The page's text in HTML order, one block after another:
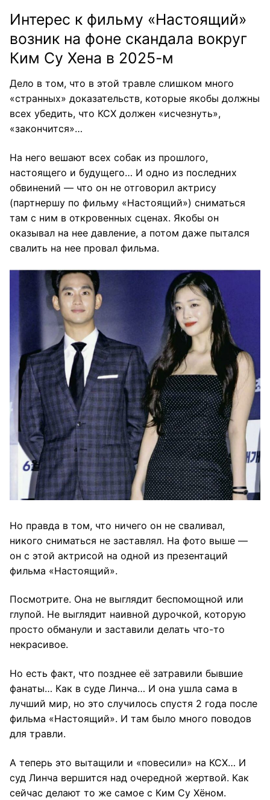
Интерес к фильму «Настоящий»
возник на фоне скандала вокруг
Ким Су Хена в 2025-м
Дело в том, что в этой травле слишком много
«странных» доказательств, которые якобы должны
всех убедить, что КСХ должен «исчезнуть»,
«закончится»…
На него вешают всех собак из прошлого,
настоящего и будущего… И одно из последних
обвинений — что он не отговорил актрису
(партнершу по фильму «Настоящий») сниматься
там с ним в откровенных сценах. Якобы он
оказывал на нее давление, а потом даже пытался
свалить на нее провал фильма.
Но правда в том, что ничего он не сваливал,
никого сниматься не заставлял. На фото выше —
он с этой актрисой на одной из презентаций
фильма «Настоящий».
Посмотрите. Она не выглядит беспомощной или
глупой. Не выглядит наивной дурочкой, которую
просто обманули и заставили делать что-то
некрасивое.
Но есть факт, что позднее её затравили бывшие
фанаты… Как в суде Линча… И она ушла сама в
лучший мир, но это случилось спустя 2 года после
фильма «Настоящий». И там было много поводов
для травли.
А теперь это вытащили и «повесили» на КСХ… И
суд Линча вершится над очередной жертвой. Как
сейчас делают то же самое с Ким Су Хёном.